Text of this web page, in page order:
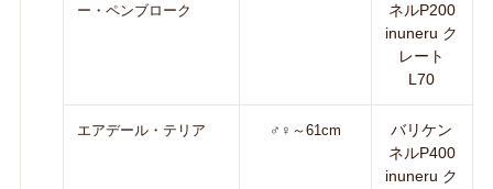
ー・ペンブローク
ネルP200
inuneru ク
レート
L70
エアデール・テリア ♂♀～61cm
バリケン
ネルP400
inuneru ク